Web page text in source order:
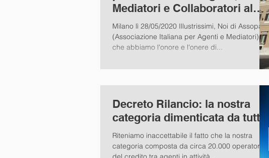
Mediatori e Collaboratori al
fondo di Garanzia
Milano lì 28/05/2020 Illustrissimi, Noi di Assopam
(Associazione Italiana per Agenti e Mediatori),
che abbiamo l'onore e l'onere di...
Decreto Rilancio: la nostra
categoria dimenticata da tutti.
Riteniamo inaccettabile il fatto che la nostra
categoria composta da circa 20.000 operatori